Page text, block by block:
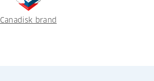
Canadisk brand